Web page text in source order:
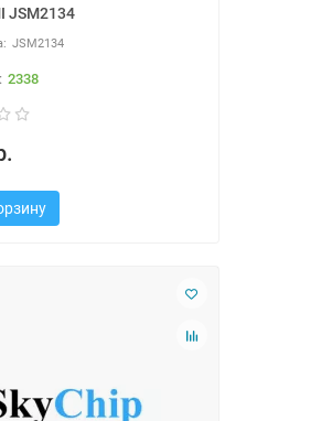
JSM2134
JSM2134
2338